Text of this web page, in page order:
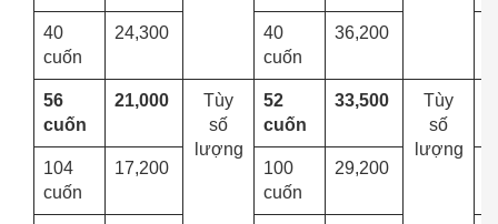
40
cuốn
24,300
40
cuốn
36,200
56
cuốn
21,000
Tùy
số
lượng
52
cuốn
33,500
Tùy
số
lượng
104
cuốn
17,200
100
cuốn
29,200